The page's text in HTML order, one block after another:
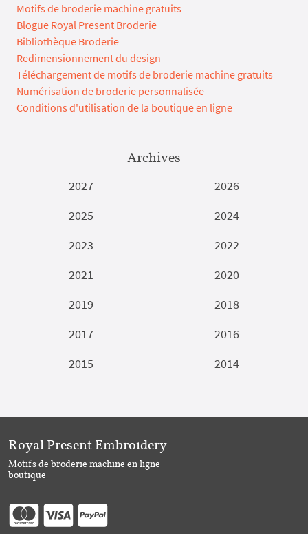
Motifs de broderie machine gratuits
Blogue Royal Present Broderie
Bibliothèque Broderie
Redimensionnement du design
Téléchargement de motifs de broderie machine gratuits
Numérisation de broderie personnalisée
Conditions d'utilisation de la boutique en ligne
Archives
2027
2026
2025
2024
2023
2022
2021
2020
2019
2018
2017
2016
2015
2014
Royal Present Embroidery
Motifs de broderie machine en ligne
boutique